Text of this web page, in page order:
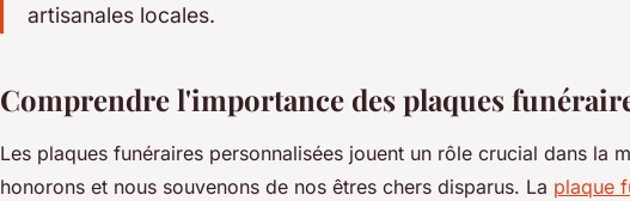
artisanales locales.
Comprendre l'importance des plaques
Les plaques funéraires personnalisées jouent un rôle crucial dans la
honorons et nous souvenons de nos êtres chers disparus. La plaque